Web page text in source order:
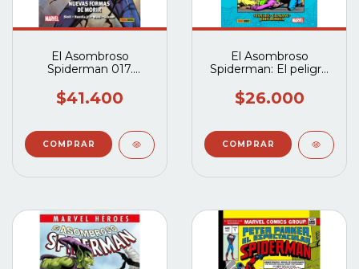
El Asombroso
Spiderman 017.
Morir (Marvel Saga 39)
$41.400
El Asombroso
Spiderman: El peligro
$26.000